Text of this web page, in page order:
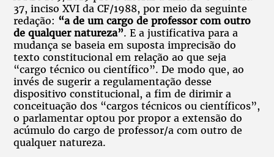
37, inciso XVI da CF/1988, por meio da seguinte
redação: “a de um cargo de professor com outro
de qualquer natureza”. E a justificativa para a
mudança se baseia em suposta imprecisão do
texto constitucional em relação ao que seja
“cargo técnico ou científico”. De modo que, ao
invés de sugerir a regulamentação desse
dispositivo constitucional, a fim de dirimir a
conceituação dos “cargos técnicos ou científicos”,
o parlamentar optou por propor a extensão do
acúmulo do cargo de professor/a com outro de
qualquer natureza.